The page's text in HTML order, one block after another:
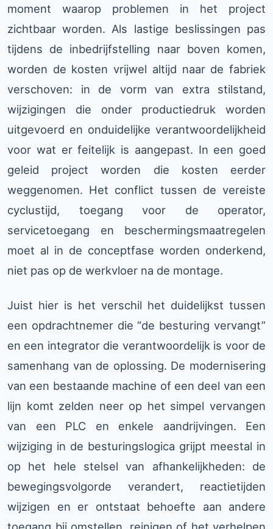
moment waarop problemen in het project
zichtbaar worden. Als lastige beslissingen pas
tijdens de inbedrijfstelling naar boven komen,
worden de kosten vrijwel altijd naar de fabriek
verschoven: in de vorm van extra stilstand,
wijzigingen die onder productiedruk worden
uitgevoerd en onduidelijke verantwoordelijkheid
voor wat er feitelijk is aangepast. In een goed
geleid project worden die kosten eerder
weggenomen. Het conflict tussen de vereiste
cyclustijd, toegang voor de operator,
servicetoegang en beschermingsmaatregelen
moet al in de conceptfase worden onderkend,
niet pas op de werkvloer na de montage.
Juist hier is het verschil het duidelijkst tussen
een opdrachtnemer die “de besturing vervangt”
en een integrator die verantwoordelijk is voor de
samenhang van de oplossing. De modernisering
van een bestaande machine of een deel van een
lijn komt zelden neer op het simpel vervangen
van een PLC en enkele aandrijvingen. Een
wijziging in de besturingslogica grijpt meestal in
op het hele stelsel van afhankelijkheden: de
bewegingsvolgorde verandert, reactietijden
wijzigen en er ontstaat behoefte aan andere